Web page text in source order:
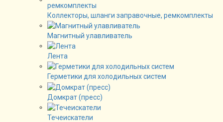
Коллекторы, шланги заправочные, ремкомплекты
Магнитный улавливатель
Лента
Герметики для холодильных систем
Домкрат (пресс)
Течеискатели